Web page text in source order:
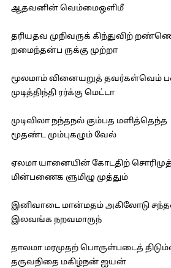
ஆதவனின் வெம்மைஒளிமீ
தரியதவ முநிவருக் கிந்துவிற்
றமைந்தன்ப ருக்கு முற்றா
மூலமாம் வினையறுத் தவர்கள்வெம்
முடித்திந்தி ரர்க்கு மெட்டா
முடிவிலா நந்தநல் கும்பத மளித்தெந்த
மூதண்ட மும்புகழும் வேல்
ஏலமா யானையின் கோடதிற்
மின்பணைக ளுமிழு முத்தும்
இனிவாடை மான்மதம் அகிலோடு
இலவங்க நறவமாருந்
தாலமா மரமுதற் பொருள்படைத்
தருவநிதை மகிழ்நன் ஐயன்